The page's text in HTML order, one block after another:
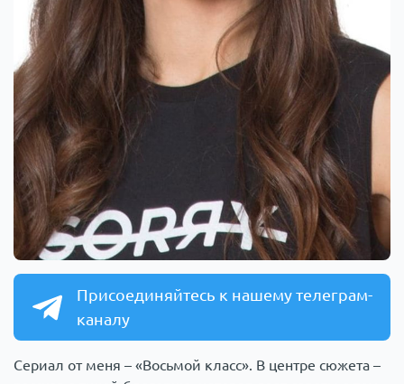
Присоединяйтесь к нашему телеграм-
каналу
Сериал от меня – «Восьмой класс». В центре сюжета –